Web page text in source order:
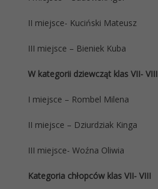
II miejsce- Kuciński Mateusz
III miejsce – Bieniek Kuba
W kategorii dziewcząt klas VII- VIII
I miejsce – Rombel Milena
II miejsce – Dziurdziak Kinga
III miejsce- Woźna Oliwia
Kategoria chłopców klas VII- VIII